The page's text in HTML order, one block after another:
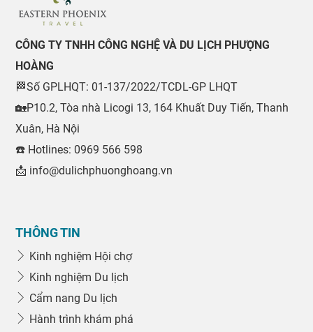
CÔNG TY TNHH CÔNG NGHỆ VÀ DU LỊCH PHƯỢNG
HOÀNG
🏁Số GPLHQT: 01-137/2022/TCDL-GP LHQT
🏡P10.2, Tòa nhà Licogi 13, 164 Khuất Duy Tiến, Thanh
Xuân, Hà Nội
☎️ Hotlines: 0969 566 598
📩 info@dulichphuonghoang.vn
THÔNG TIN
Kinh nghiệm Hội chợ
Kinh nghiệm Du lịch
Cẩm nang Du lịch
Hành trình khám phá